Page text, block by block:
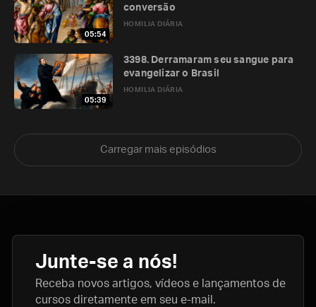
05:54
HOMILIA DIÁRIA
conversão
05:39
HOMILIA DIÁRIA
3398. Derramaram seu sangue para
evangelizar o Brasil
Carregar mais episódios
Junte-se a nós!
Receba novos artigos, vídeos e lançamentos de
cursos diretamente em seu e-mail.